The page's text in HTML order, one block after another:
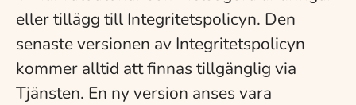
eller tillägg till Integritetspolicyn. Den
senaste versionen av Integritetspolicyn
kommer alltid att finnas tillgänglig via
Tjänsten. En ny version anses vara